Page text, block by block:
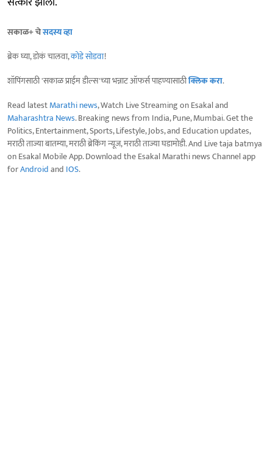
सकाळ+ चेसदस्य व्हा
ब्रेक घ्या, डोकं चालवा,कोडे सोडवा!
शॉपिंगसाठी 'सकाळ प्राईम डील्स'च्या भन्नाट ऑफर्स पाहण्यासाठीक्लिक करा.
Read latestMarathi news, Watch Live Streaming on Esakal and
Maharashtra News. Breaking news from India, Pune, Mumbai. Get the
Politics, Entertainment, Sports, Lifestyle, Jobs, and Education updates,
मराठी ताज्या बातम्या, मराठी ब्रेकिंग न्यूज, मराठी ताज्या घडामोडी. And Live taja batmya
on Esakal Mobile App. Download the Esakal Marathi news Channel app
forAndroidand IOS.